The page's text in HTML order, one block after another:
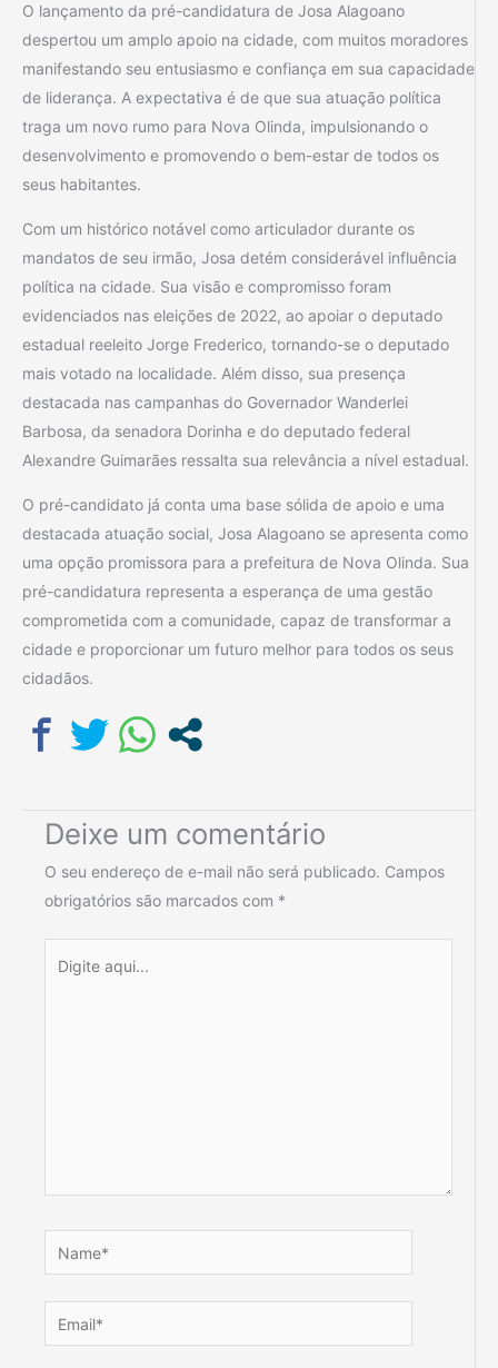
O lançamento da pré-candidatura de Josa Alagoano
despertou um amplo apoio na cidade, com muitos moradores
manifestando seu entusiasmo e confiança em sua capacidade
de liderança. A expectativa é de que sua atuação política
traga um novo rumo para Nova Olinda, impulsionando o
desenvolvimento e promovendo o bem-estar de todos os
seus habitantes.
Com um histórico notável como articulador durante os
mandatos de seu irmão, Josa detém considerável influência
política na cidade. Sua visão e compromisso foram
evidenciados nas eleições de 2022, ao apoiar o deputado
estadual reeleito Jorge Frederico, tornando-se o deputado
mais votado na localidade. Além disso, sua presença
destacada nas campanhas do Governador Wanderlei
Barbosa, da senadora Dorinha e do deputado federal
Alexandre Guimarães ressalta sua relevância a nível estadual.
O pré-candidato já conta uma base sólida de apoio e uma
destacada atuação social, Josa Alagoano se apresenta como
uma opção promissora para a prefeitura de Nova Olinda. Sua
pré-candidatura representa a esperança de uma gestão
comprometida com a comunidade, capaz de transformar a
cidade e proporcionar um futuro melhor para todos os seus
cidadãos.
Deixe um comentário
O seu endereço de e-mail não será publicado. Campos
obrigatórios são marcados com *
aqui...
Name*
Email*